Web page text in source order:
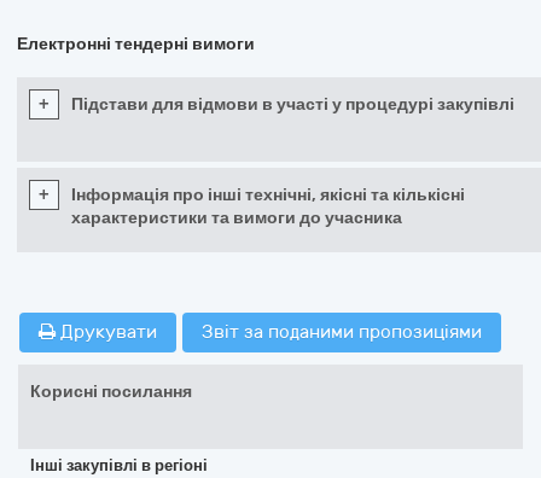
Електронні тендерні вимоги
+ Підстави для відмови в участі у процедурі закупівлі
+
Інформація про інші технічні, якісні та кількісні
характеристики та вимоги до учасника
Друкувати Звіт за поданими пропозиціями
Корисні посилання
Інші закупівлі в регіоні